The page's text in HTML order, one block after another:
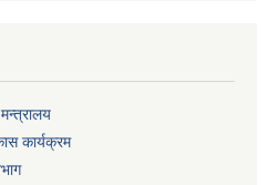
कार्यक्रम